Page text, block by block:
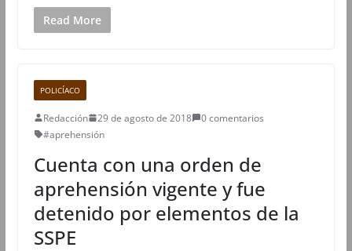
Read More
POLICÍACO
Redacción 29 de agosto de 2018
0 comentarios
#aprehensión
Cuenta con una orden de
aprehensión vigente y fue
detenido por elementos de la
SSPE